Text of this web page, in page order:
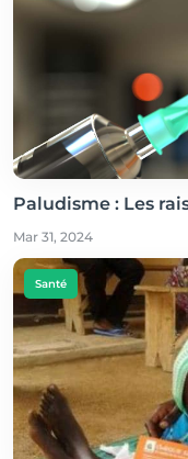
Paludisme : Les
Mar 31, 2024
Santé